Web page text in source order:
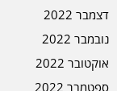
דצמבר 2022
נובמבר 2022
אוקטובר 2022
ספטמבר 2022